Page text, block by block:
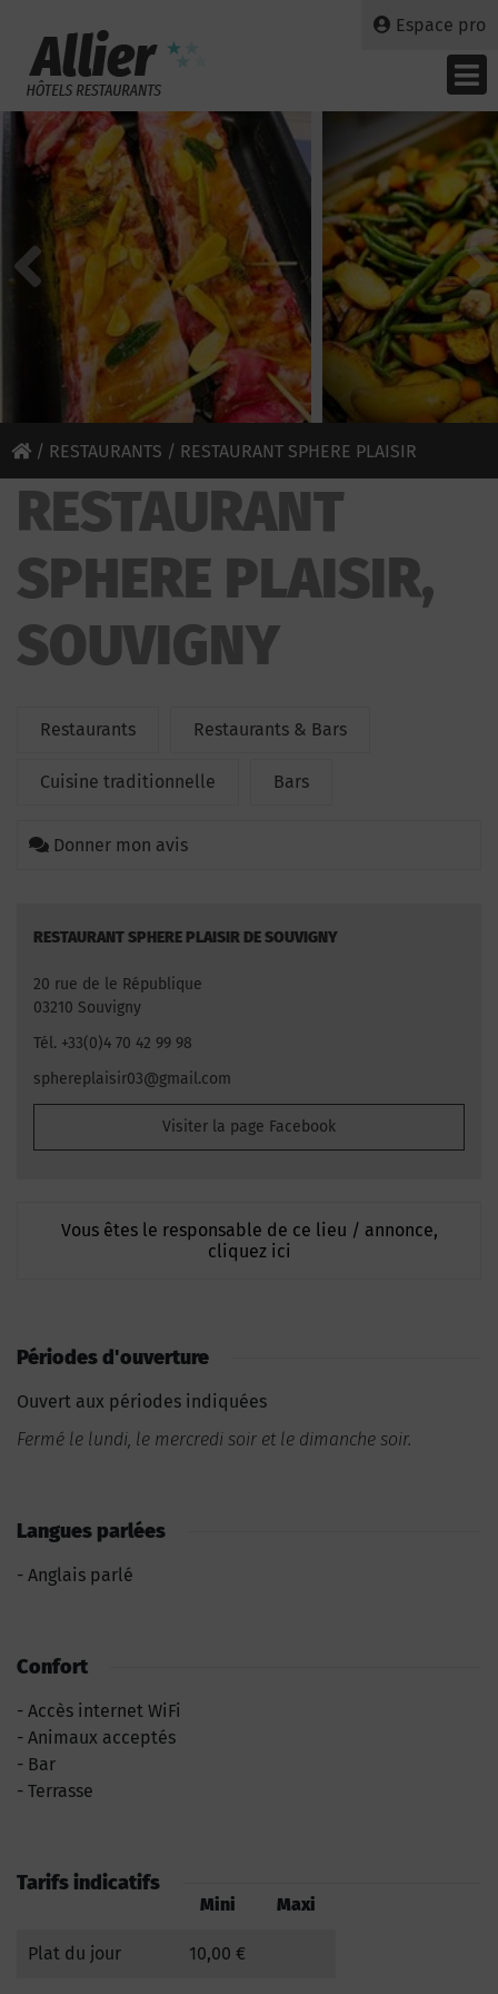
Espace pro
/ RESTAURANTS / RESTAURANT SPHERE PLAISIR
RESTAURANT
SPHERE PLAISIR,
SOUVIGNY
Restaurants Restaurants & Bars
Cuisine traditionnelle Bars
Donner mon avis
RESTAURANT SPHERE PLAISIR DE SOUVIGNY
20 rue de le République
03210 Souvigny
Tél. +33(0)4 70 42 99 98
sphereplaisir03@gmail.com
Visiter la page Facebook
Vous êtes le responsable de ce lieu / annonce,
cliquez ici
Périodes d'ouverture
Ouvert aux périodes indiquées
Fermé le lundi, le mercredi soir et le dimanche soir.
Langues parlées
Anglais parlé
Confort
Accès internet WiFi
Animaux acceptés
Bar
Terrasse
Tarifs indicatifs
Mini Maxi
Plat du jour 10,00 €